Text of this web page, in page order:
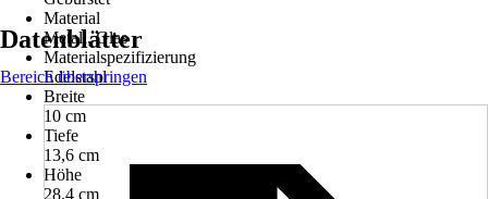
Material
Metall, Glas
Materialspezifizierung
Edelstahl
Breite
10 cm
Tiefe
13,6 cm
Höhe
28,4 cm
Datenblätter
Bereich überspringen